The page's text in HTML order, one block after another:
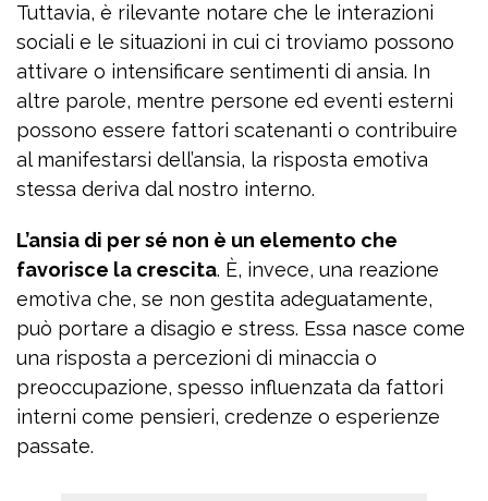
Tuttavia, è rilevante notare che le interazioni
sociali e le situazioni in cui ci troviamo possono
attivare o intensificare sentimenti di ansia. In
altre parole, mentre persone ed eventi esterni
possono essere fattori scatenanti o contribuire
al manifestarsi dell’ansia, la risposta emotiva
stessa deriva dal nostro interno.
L’ansia di per sé non è un elemento che
favorisce la crescita. È, invece, una reazione
emotiva che, se non gestita adeguatamente,
può portare a disagio e stress. Essa nasce come
una risposta a percezioni di minaccia o
preoccupazione, spesso influenzata da fattori
interni come pensieri, credenze o esperienze
passate.